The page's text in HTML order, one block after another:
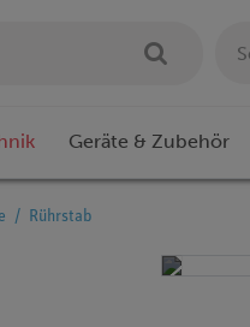
Geräte & Zubehör
Rührstab